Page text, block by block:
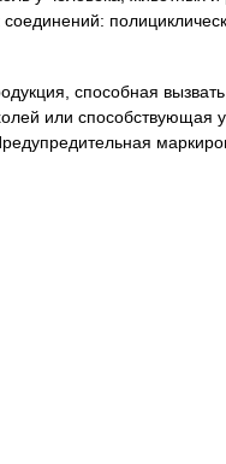
соединений:
способная
или способствующая